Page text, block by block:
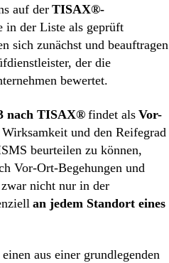
auf derTISAX®-
in der Liste als geprüft
sich zunächst und beauftragen
der die
bewertet.
nach TISAX® findet als Vor-
und den Reifegrad
beurteilen zu können,
Vor-Ort-Begehungen und
nicht nur in der
an jedem Standort eines
aus einer grundlegenden